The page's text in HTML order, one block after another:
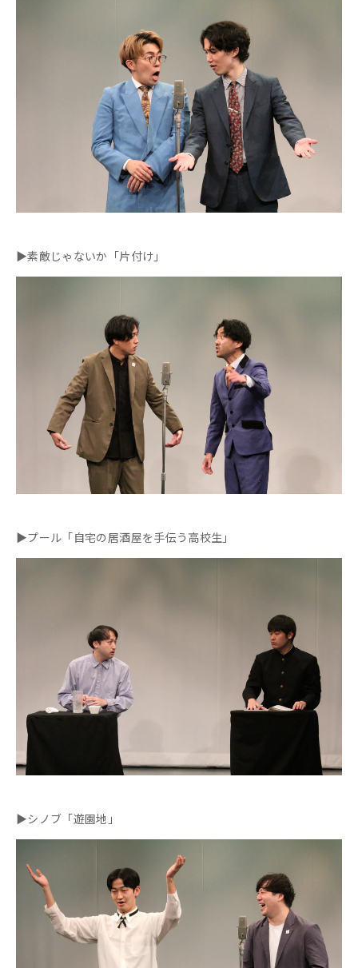
▶素敵じゃないか「片付け」
▶プール「自宅の居酒屋を手伝う高校生」
▶シノブ「遊園地」